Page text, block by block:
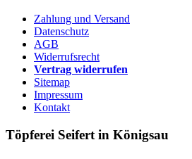
Zahlung und Versand
Datenschutz
AGB
Widerrufsrecht
Vertrag widerrufen
Sitemap
Impressum
Kontakt
Töpferei Seifert in Königsau